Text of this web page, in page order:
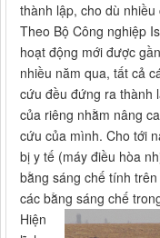
thành lập, cho dù
Theo Bộ Công nghiệp
hoạt động mới được
nhiều năm qua, tất cả
cứu đều đứng ra thành
của riêng nhằm nâng
cứu của mình. Cho tới
bị y tế (máy điều hòa
bằng sáng chế tính
các bằng sáng chế
Hiện